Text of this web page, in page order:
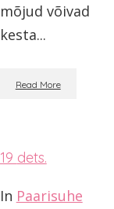
mõjud võivad
kesta...
Read More
19 dets.
In Paarisuhe